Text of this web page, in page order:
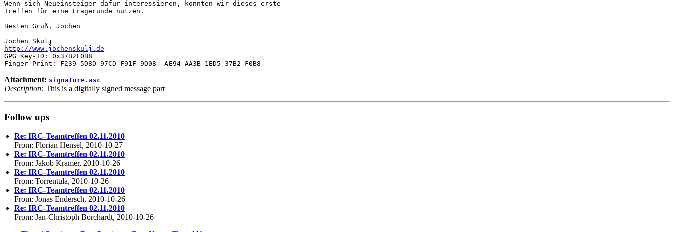
Wenn sich Neueinsteiger dafür interessieren, könnten wir dieses erste
Treffen für eine Fragerunde nutzen.
Besten Gruß, Jochen
--
http://www.jochenskulj.de
GPG Key-ID: 0x37B2F0B8
Attachment: signature.asc
Description: This is a digitally signed message part
Follow ups
Re: IRC-Teamtreffen 02.11.2010
From: Florian Hensel, 2010-10-27
Re: IRC-Teamtreffen 02.11.2010
From: Jakob Kramer, 2010-10-26
Re: IRC-Teamtreffen 02.11.2010
From: Torrentula, 2010-10-26
Re: IRC-Teamtreffen 02.11.2010
From: Jonas Endersch, 2010-10-26
Re: IRC-Teamtreffen 02.11.2010
From: Jan-Christoph Borchardt, 2010-10-26